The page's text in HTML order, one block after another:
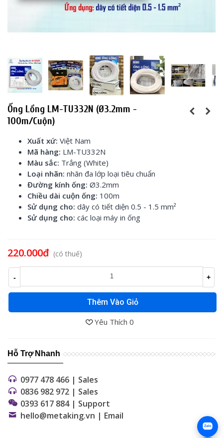
Ống Lồng LM-TU332N (Ø3.2mm -
100m/cuộn)
Xuất xứ: Việt Nam
Mã hàng: LM-TU332N
Màu sắc: Trắng (White)
Loại nhãn: nhãn đa lớp loại tiêu chuẩn
Đường kính ống: Ø3.2mm
Chiều dài cuộn ống: 100m
Sử dụng cho: dây có tiết diện 0.5 - 1.5 mm²
Sử dụng cho: các loại máy in ống
220.000đ (có thuế)
- +
Thêm Vào Giỏ
Yêu Thích 0
Hỗ Trợ Nhanh
0977 478 466 | Sales
0836 982 972 | Sales
0393 617 884 | Support
hello@metaking.vn | Email
Zalo